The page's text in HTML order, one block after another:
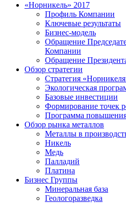
«Норникель» 2017
Профиль Компании
Ключевые результаты
Бизнес-модель
Обращение
Компании
Обращение
Обзор стратегии
Стратегия
Экологическая
Базовые инвестиции
Формирование точек
Программа
Обзор рынка металлов
Металлы в
Никель
Медь
Палладий
Платина
Бизнес Группы
Минеральная база
Геологоразведка